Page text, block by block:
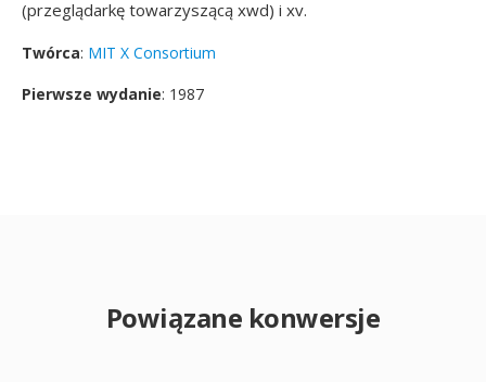
(przeglądarkę towarzyszącą xwd) i xv.
Twórca: MIT X Consortium
Pierwsze wydanie: 1987
Powiązane konwersje